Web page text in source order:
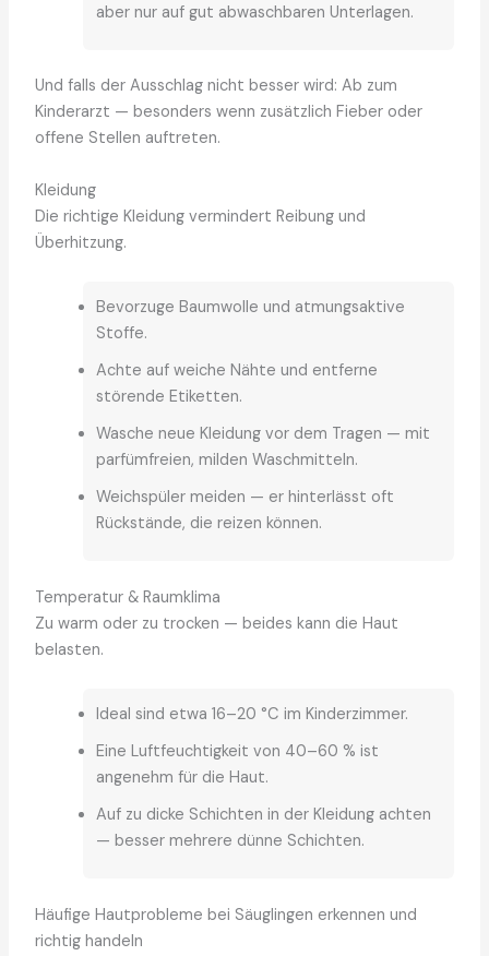
aber nur auf gut abwaschbaren Unterlagen.
Und falls der Ausschlag nicht besser wird: Ab zum
Kinderarzt — besonders wenn zusätzlich Fieber oder
offene Stellen auftreten.
Kleidung
Die richtige Kleidung vermindert Reibung und
Überhitzung.
Bevorzuge Baumwolle und atmungsaktive
Stoffe.
Achte auf weiche Nähte und entferne
störende Etiketten.
Wasche neue Kleidung vor dem Tragen — mit
parfümfreien, milden Waschmitteln.
Weichspüler meiden — er hinterlässt oft
Rückstände, die reizen können.
Temperatur & Raumklima
Zu warm oder zu trocken — beides kann die Haut
belasten.
Ideal sind etwa 16–20 °C im Kinderzimmer.
Eine Luftfeuchtigkeit von 40–60 % ist
angenehm für die Haut.
Auf zu dicke Schichten in der Kleidung achten
— besser mehrere dünne Schichten.
Häufige Hautprobleme bei Säuglingen erkennen und
richtig handeln